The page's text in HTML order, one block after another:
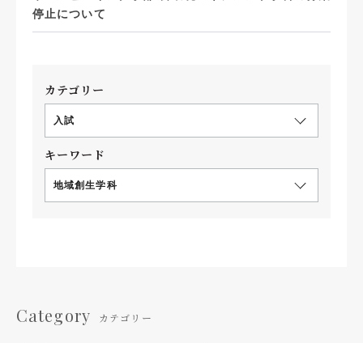
停止について
カテゴリー
入試
キーワード
地域創生学科
Category カテゴリー